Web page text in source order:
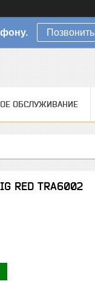
Позвонить
ОБСЛУЖИВАНИЕ
RED TRA6002